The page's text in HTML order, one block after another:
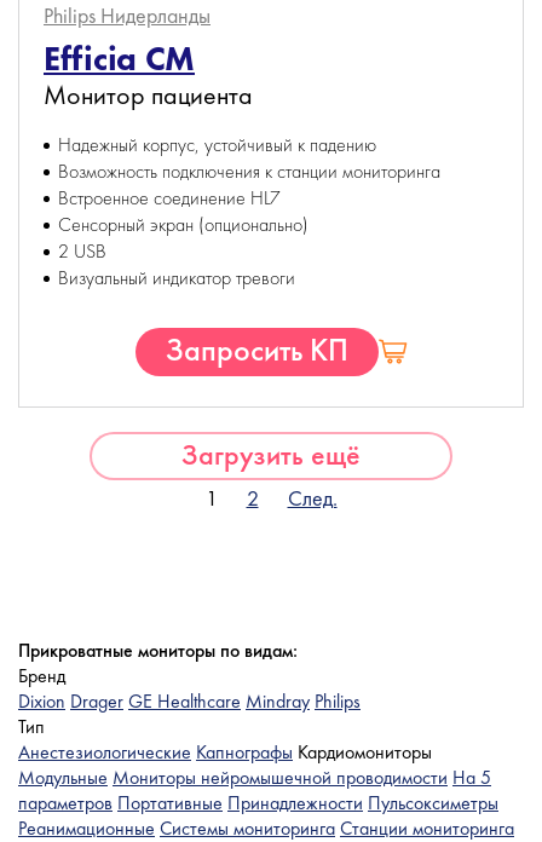
Philips Нидерланды
Efficia CM
Монитор пациента
Надежный корпус, устойчивый к падению
Возможность подключения к станции мониторинга
Встроенное соединение HL7
Сенсорный экран (опционально)
2 USB
Визуальный индикатор тревоги
Запросить КП
Загрузить ещё
1 2 След.
Прикроватные мониторы по видам:
Бренд
Dixion DragerGE Healthcare Mindray Philips
Тип
Анестезиологические Капнографы Кардиомониторы
Модульные Мониторы нейромышечной проводимости На 5
параметров Портативные Принадлежности Пульсоксиметры
Реанимационные Системы мониторингаСтанции мониторинга